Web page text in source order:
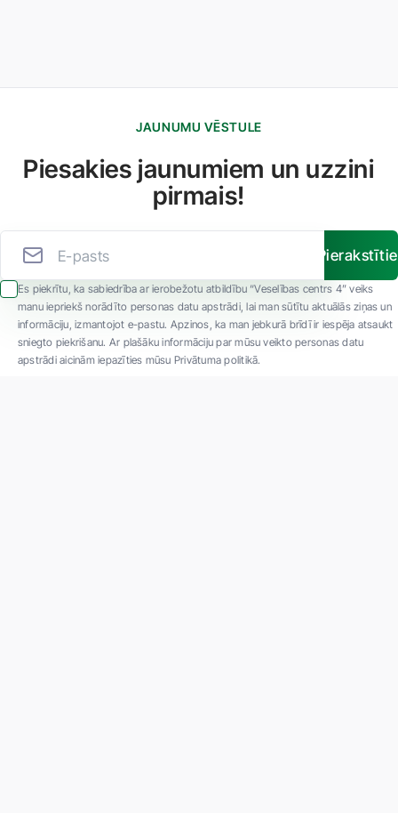
JAUNUMU VĒSTULE
Piesakies jaunumiem un uzzini
pirmais!
Es piekrītu, ka sabiedrība ar ierobežotu atbildību “Veselības centrs 4” veiks
manu iepriekš norādīto personas datu apstrādi, lai man sūtītu aktuālās ziņas un
informāciju, izmantojot e-pastu. Apzinos, ka man jebkurā brīdī ir iespēja atsaukt
sniegto piekrišanu. Ar plašāku informāciju par mūsu veikto personas datu
apstrādi aicinām iepazīties mūsu Privātuma politikā.